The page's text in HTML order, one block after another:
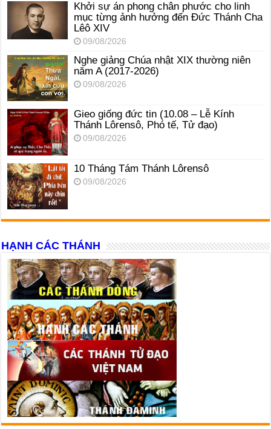
Khởi sự án phong chân phước cho linh
mục từng ảnh hưởng đến Đức Thánh Cha
Lêô XIV
09/08/2026
Nghe giảng Chúa nhật XIX thường niên
năm A (2017-2026)
09/08/2026
Gieo giống đức tin (10.08 – Lễ Kính
Thánh Lôrensô, Phó tế, Tử đạo)
09/08/2026
10 Tháng Tám Thánh Lôrensô
09/08/2026
HẠNH CÁC THÁNH